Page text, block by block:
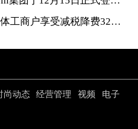
商户享受减税降费3285亿元
尚动态 经营管理 视频
电子